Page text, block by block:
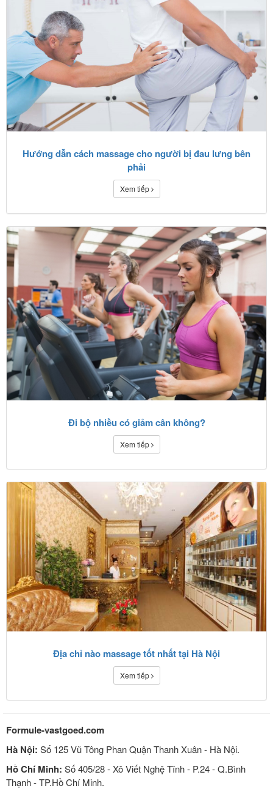
Hướng dẫn cách massage cho người bị đau lưng bên
phải
Xem tiếp
Đi bộ nhiều có giảm cân không?
Xem tiếp
Địa chỉ nào massage tốt nhất tại Hà Nội
Xem tiếp
Formule-vastgoed.com
Hà Nội: Số 125 Vũ Tông Phan Quận Thanh Xuân - Hà Nội.
Hồ Chí Minh: Số 405/28 - Xô Viết Nghệ Tĩnh - P.24 - Q.Bình
Thạnh - TP.Hồ Chí Minh.